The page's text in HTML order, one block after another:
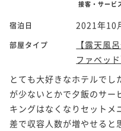
接客・サービ
宿泊日 2021年10
部屋タイプ
【露天風
ファベッド
とても大好きなホテルで
が少ないとかで夕飯のサー
キングはなくなりセットメ
差で収容人数が増やせると